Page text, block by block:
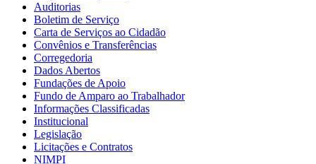
Auditorias
Boletim de Serviço
Carta de Serviços ao Cidadão
Convênios e Transferências
Corregedoria
Dados Abertos
Fundações de Apoio
Fundo de Amparo ao Trabalhador
Informações Classificadas
Institucional
Legislação
Licitações e Contratos
NIMPI